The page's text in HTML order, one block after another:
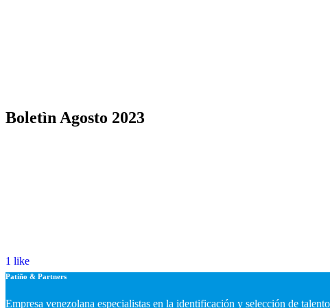
Boletìn Agosto 2023
1 like
Patiño & Partners
Empresa venezolana especialistas en la identificación y selección de